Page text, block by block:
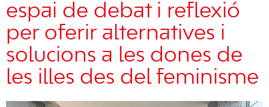
espai de debat i reflexió
per oferir alternatives i
solucions a les dones de
les illes des del feminisme